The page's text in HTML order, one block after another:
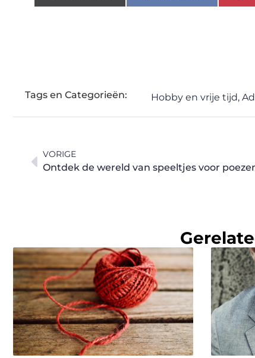
Tags en Categorieën: Hobby en vrije tijd,
VORIGE
Ontdek de wereld van speeltjes voor